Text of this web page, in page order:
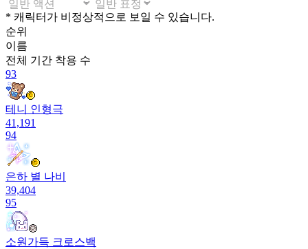
* 캐릭터가 비정상적으로 보일 수 있습니다.
순위
이름
전체 기간 착용 수
93
테니 인형극
41,191
94
은하 별 나비
39,404
95
소원가득 크로스백